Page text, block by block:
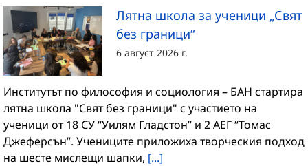
Лятна школа за ученици „Свят
без граници“
6 август 2026 г.
Институтът по философия и социология – БАН стартира
лятна школа "Свят без граници" с участието на
ученици от 18 СУ “Уилям Гладстон” и 2 АЕГ “Томас
Джеферсън”. Учениците приложиха творческия подход
на шесте мислещи шапки, [...]